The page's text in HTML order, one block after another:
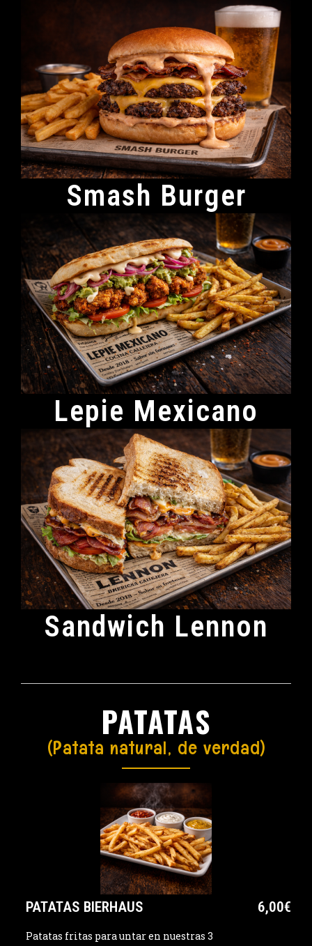
Smash Burger
Lepie Mexicano
Sandwich Lennon
PATATAS
(Patata natural, de verdad)
PATATAS BIERHAUS 6,00€
Patatas fritas para untar en nuestras 3